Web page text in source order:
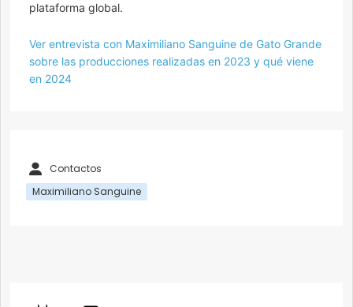
plataforma global.
Ver entrevista con Maximiliano Sanguine de Gato Grande
sobre las producciones realizadas en 2023 y qué viene
en 2024
Contactos
Maximiliano Sanguine